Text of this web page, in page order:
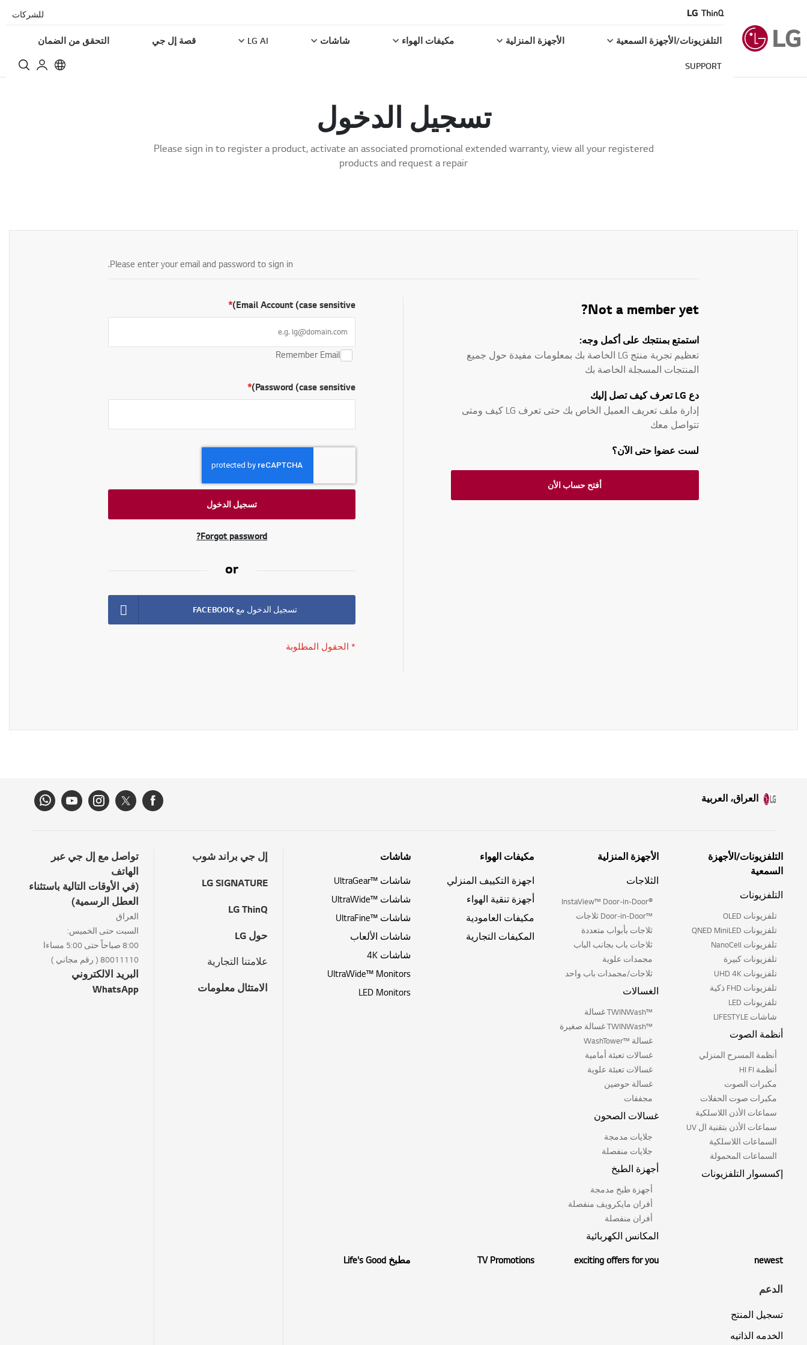
للشركات
التلفزيونات/الأجهزة السمعية الأجهزة المنزلية مكيفات الهواء شاشات LG AI قصة إل جي التحقق من الضمان
SUPPORT
تسجيل الدخول
Please sign in to register a product, activate an associated promotional extended warranty, view all your registered
products and request a repair
Please enter your email and password to sign in.
Email Account (case sensitive)
Remember Email
Password (case sensitive)
تسجيل الدخول
Forgot password?
or
تسجيل الدخول مع FACEBOOK
Not a member yet?
استمتع بمنتجك على أكمل وجه:
تعظيم تجربة منتج LG الخاصة بك بمعلومات مفيدة حول جميع
المنتجات المسجلة الخاصة بك
دع LG تعرف كيف تصل إليك
إدارة ملف تعريف العميل الخاص بك حتى تعرف LG كيف ومتى
تتواصل معك
لست عضوا حتى الآن؟
أفتح حساب الأن
العراق، العربية
التلفزيونات/الأجهزة
السمعية
التلفزيونات
تلفزيونات OLED
تلفزيونات QNED MiniLED
تلفزيونات NanoCell
تلفزيونات كبيرة
تلفزيونات UHD 4K
تلفزيونات FHD ذكية
تلفزيونات LED
شاشات LIFESTYLE
أنظمة الصوت
أنظمة المسرح المنزلي
أنظمة HI FI
مكبرات الصوت
مكبرات صوت الحفلات
سماعات الأذن اللاسلكية
سماعات الأذن بتقنية ال UV
السماعات اللاسلكية
السماعات المحمولة
إكسسوار التلفزيونات
الأجهزة المنزلية
الثلاجات
®InstaView™ Door-in-Door
™Door-in-Door ثلاجات
ثلاجات بأبواب متعددة
ثلاجات باب بجانب الباب
مجمدات علوية
ثلاجات/مجمدات باب واحد
الغسالات
™TWINWash غسالة
™TWINWash غسالة صغيرة
غسالة ™WashTower
غسالات تعبئة أمامية
غسالات تعبئة علوية
غسالة حوضين
مجففات
غسالات الصحون
جلايات مدمجة
جلايات منفصلة
أجهزة الطبخ
أجهزة طبخ مدمجة
أفران مايكرويف منفصلة
أفران منفصلة
المكانس الكهربائية
مكيفات الهواء
اجهزة التكييف المنزلي
أجهزة تنقية الهواء
مكيفات العامودية
المكيفات التجارية
شاشات
شاشات ™UltraGear
شاشات ™UltraWide
شاشات ™UltraFine
شاشات الألعاب
شاشات 4K
UltraWide™ Monitors
LED Monitors
newest
exciting offers for you
TV Promotions مطبخ Life's Good
الدعم
تسجيل المنتج
الخدمه الذاتيه
إل جي براند شوب
LG SIGNATURE
LG ThinQ
حول LG
علامتنا التجارية
الامتثال معلومات
تواصل مع إل جي عبر
الهاتف
(في الأوقات التالية باستثناء
العطل الرسمية)
العراق
السبت حتى الخميس:
8:00 صباحاً حتى 5:00 مساءا
80011110 ( رقم مجاني )
البريد الالكتروني
WhatsApp